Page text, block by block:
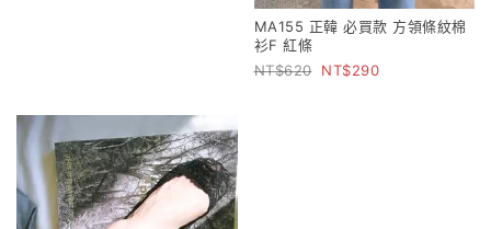
MA155 正韓 必買款 方領條紋棉
衫F 紅條
620
290